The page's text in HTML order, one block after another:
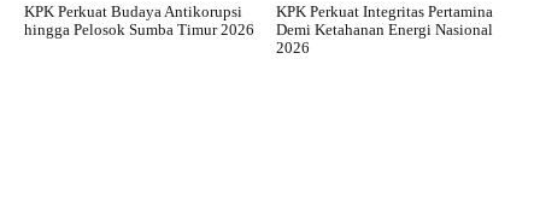
KPK Perkuat Budaya Antikorupsi
hingga Pelosok Sumba Timur 2026
KPK Perkuat Integritas Pertamina
Demi Ketahanan Energi Nasional
2026